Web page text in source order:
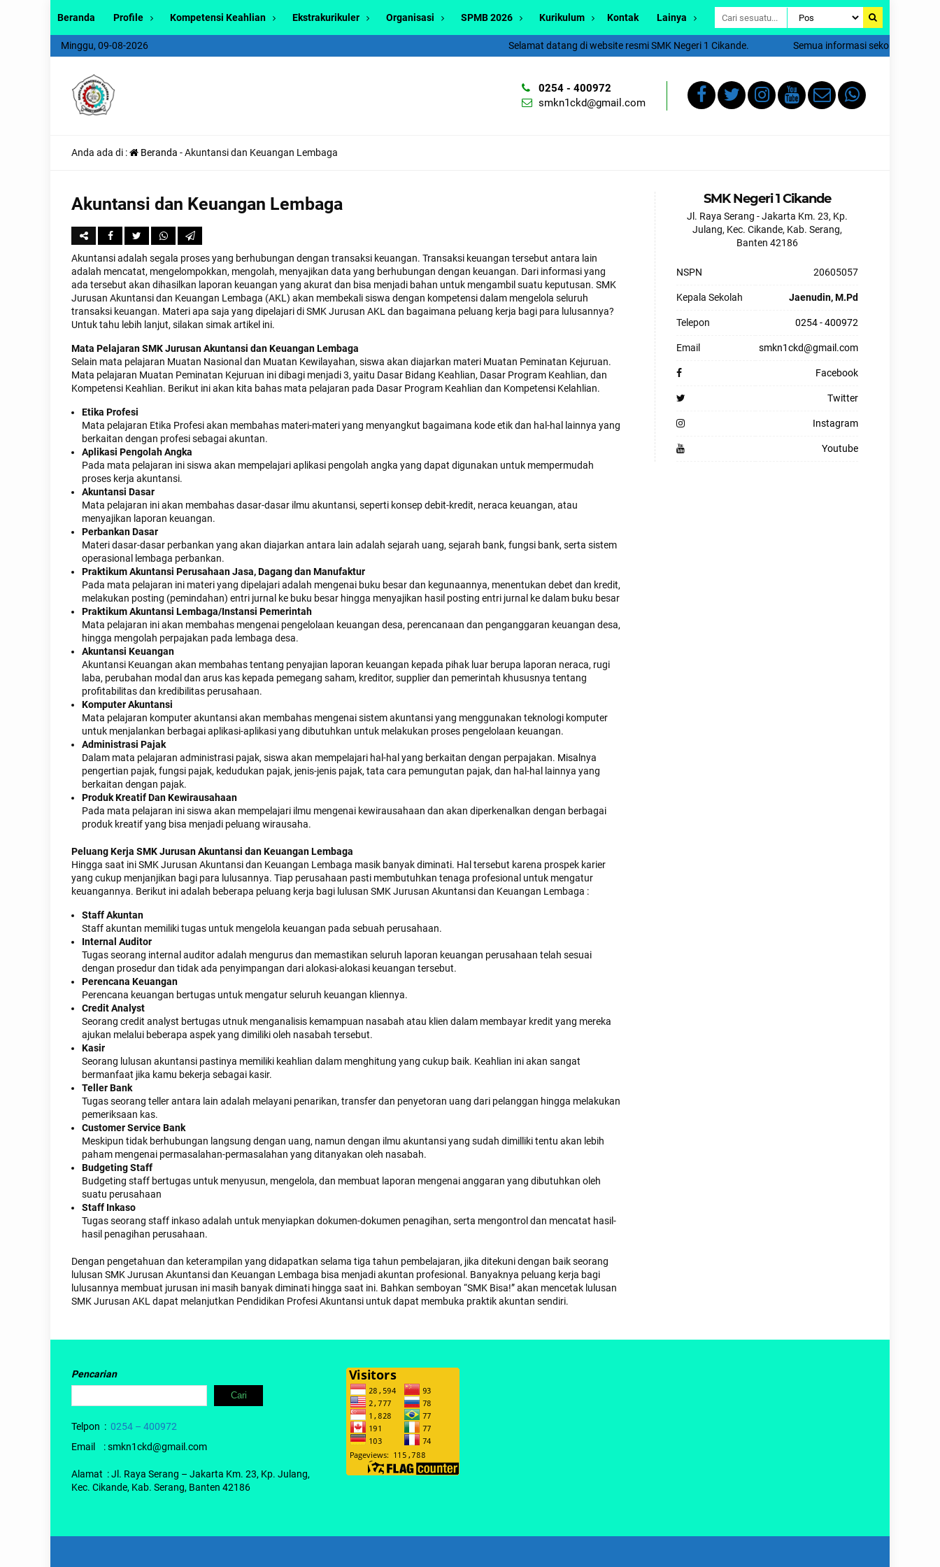
Beranda Profile Kompetensi Keahlian Ekstrakurikuler Organisasi SPMB 2026 Kurikulum Kontak Lainya
Minggu, 09-08-2026 Selamat datang di website resmi SMK Negeri 1 Cikande. Semua informasi sekolah akan
0254 - 400972
smkn1ckd@gmail.com
Anda ada di : Beranda -Akuntansi dan Keuangan Lembaga
Akuntansi dan Keuangan Lembaga
Akuntansi adalah segala proses yang berhubungan dengan transaksi keuangan. Transaksi keuangan tersebut antara lain
adalah mencatat, mengelompokkan, mengolah, menyajikan data yang berhubungan dengan keuangan. Dari informasi yang
ada tersebut akan dihasilkan laporan keuangan yang akurat dan bisa menjadi bahan untuk mengambil suatu keputusan. SMK
Jurusan Akuntansi dan Keuangan Lembaga (AKL) akan membekali siswa dengan kompetensi dalam mengelola seluruh
transaksi keuangan. Materi apa saja yang dipelajari di SMK Jurusan AKL dan bagaimana peluang kerja bagi para lulusannya?
Untuk tahu lebih lanjut, silakan simak artikel ini.
Mata Pelajaran SMK Jurusan Akuntansi dan Keuangan Lembaga
Selain mata pelajaran Muatan Nasional dan Muatan Kewilayahan, siswa akan diajarkan materi Muatan Peminatan Kejuruan.
Mata pelajaran Muatan Peminatan Kejuruan ini dibagi menjadi 3, yaitu Dasar Bidang Keahlian, Dasar Program Keahlian, dan
Kompetensi Keahlian. Berikut ini akan kita bahas mata pelajaran pada Dasar Program Keahlian dan Kompetensi Kelahlian.
Etika Profesi
Mata pelajaran Etika Profesi akan membahas materi-materi yang menyangkut bagaimana kode etik dan hal-hal lainnya yang
berkaitan dengan profesi sebagai akuntan.
Aplikasi Pengolah Angka
Pada mata pelajaran ini siswa akan mempelajari aplikasi pengolah angka yang dapat digunakan untuk mempermudah
proses kerja akuntansi.
Akuntansi Dasar
Mata pelajaran ini akan membahas dasar-dasar ilmu akuntansi, seperti konsep debit-kredit, neraca keuangan, atau
menyajikan laporan keuangan.
Perbankan Dasar
Materi dasar-dasar perbankan yang akan diajarkan antara lain adalah sejarah uang, sejarah bank, fungsi bank, serta sistem
operasional lembaga perbankan.
Praktikum Akuntansi Perusahaan Jasa, Dagang dan Manufaktur
Pada mata pelajaran ini materi yang dipelajari adalah mengenai buku besar dan kegunaannya, menentukan debet dan kredit,
melakukan posting (pemindahan) entri jurnal ke buku besar hingga menyajikan hasil posting entri jurnal ke dalam buku besar
Praktikum Akuntansi Lembaga/Instansi Pemerintah
Mata pelajaran ini akan membahas mengenai pengelolaan keuangan desa, perencanaan dan penganggaran keuangan desa,
hingga mengolah perpajakan pada lembaga desa.
Akuntansi Keuangan
Akuntansi Keuangan akan membahas tentang penyajian laporan keuangan kepada pihak luar berupa laporan neraca, rugi
laba, perubahan modal dan arus kas kepada pemegang saham, kreditor, supplier dan pemerintah khususnya tentang
profitabilitas dan kredibilitas perusahaan.
Komputer Akuntansi
Mata pelajaran komputer akuntansi akan membahas mengenai sistem akuntansi yang menggunakan teknologi komputer
untuk menjalankan berbagai aplikasi-aplikasi yang dibutuhkan untuk melakukan proses pengelolaan keuangan.
Administrasi Pajak
Dalam mata pelajaran administrasi pajak, siswa akan mempelajari hal-hal yang berkaitan dengan perpajakan. Misalnya
pengertian pajak, fungsi pajak, kedudukan pajak, jenis-jenis pajak, tata cara pemungutan pajak, dan hal-hal lainnya yang
berkaitan dengan pajak.
Produk Kreatif Dan Kewirausahaan
Pada mata pelajaran ini siswa akan mempelajari ilmu mengenai kewirausahaan dan akan diperkenalkan dengan berbagai
produk kreatif yang bisa menjadi peluang wirausaha.
Peluang Kerja SMK Jurusan Akuntansi dan Keuangan Lembaga
Hingga saat ini SMK Jurusan Akuntansi dan Keuangan Lembaga masik banyak diminati. Hal tersebut karena prospek karier
yang cukup menjanjikan bagi para lulusannya. Tiap perusahaan pasti membutuhkan tenaga profesional untuk mengatur
keuangannya. Berikut ini adalah beberapa peluang kerja bagi lulusan SMK Jurusan Akuntansi dan Keuangan Lembaga :
Staff Akuntan
Staff akuntan memiliki tugas untuk mengelola keuangan pada sebuah perusahaan.
Internal Auditor
Tugas seorang internal auditor adalah mengurus dan memastikan seluruh laporan keuangan perusahaan telah sesuai
dengan prosedur dan tidak ada penyimpangan dari alokasi-alokasi keuangan tersebut.
Perencana Keuangan
Perencana keuangan bertugas untuk mengatur seluruh keuangan kliennya.
Credit Analyst
Seorang credit analyst bertugas utnuk menganalisis kemampuan nasabah atau klien dalam membayar kredit yang mereka
ajukan melalui beberapa aspek yang dimiliki oleh nasabah tersebut.
Kasir
Seorang lulusan akuntansi pastinya memiliki keahlian dalam menghitung yang cukup baik. Keahlian ini akan sangat
bermanfaat jika kamu bekerja sebagai kasir.
Teller Bank
Tugas seorang teller antara lain adalah melayani penarikan, transfer dan penyetoran uang dari pelanggan hingga melakukan
pemeriksaan kas.
Customer Service Bank
Meskipun tidak berhubungan langsung dengan uang, namun dengan ilmu akuntansi yang sudah dimilliki tentu akan lebih
paham mengenai permasalahan-permasalahan yang ditanyakan oleh nasabah.
Budgeting Staff
Budgeting staff bertugas untuk menyusun, mengelola, dan membuat laporan mengenai anggaran yang dibutuhkan oleh
suatu perusahaan
Staff Inkaso
Tugas seorang staff inkaso adalah untuk menyiapkan dokumen-dokumen penagihan, serta mengontrol dan mencatat hasil-
hasil penagihan perusahaan.
Dengan pengetahuan dan keterampilan yang didapatkan selama tiga tahun pembelajaran, jika ditekuni dengan baik seorang
lulusan SMK Jurusan Akuntansi dan Keuangan Lembaga bisa menjadi akuntan profesional. Banyaknya peluang kerja bagi
lulusannya membuat jurusan ini masih banyak diminati hingga saat ini. Bahkan semboyan “SMK Bisa!” akan mencetak lulusan
SMK Jurusan AKL dapat melanjutkan Pendidikan Profesi Akuntansi untuk dapat membuka praktik akuntan sendiri.
SMK Negeri 1 Cikande
Jl. Raya Serang - Jakarta Km. 23, Kp.
Julang, Kec. Cikande, Kab. Serang,
Banten 42186
NSPN 20605057
Kepala Sekolah Jaenudin, M.Pd
Telepon 0254 - 400972
Email smkn1ckd@gmail.com
Facebook
Twitter
Instagram
Youtube
Pencarian
Cari
Telpon : 0254 – 400972
Email : smkn1ckd@gmail.com
Alamat : Jl. Raya Serang – Jakarta Km. 23, Kp. Julang,
Kec. Cikande, Kab. Serang, Banten 42186